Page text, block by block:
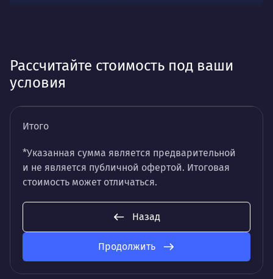
Рассчитайте стоимость под ваши
условия
Итого
*Указанная сумма является предварительной
и не является публичной офертой. Итоговая
стоимость может отличаться.
Назад
Продолжить